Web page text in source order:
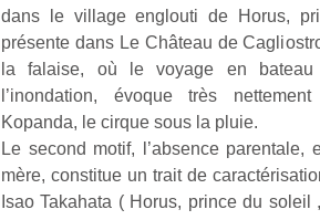
dans le village englouti de Horus,
présente dans Le Château de
la falaise, où le voyage en
l’inondation, évoque très
Kopanda, le cirque sous la pluie.
Le second motif, l’absence
mère, constitue un trait de
Isao Takahata ( Horus, prince du